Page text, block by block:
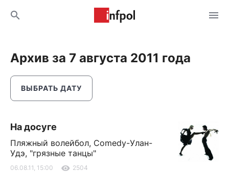
Архив за 7 августа 2011 года
ВЫБРАТЬ ДАТУ
На досуге
Пляжный волейбол, Comedy-Улан-
Удэ, "грязные танцы"
06.08.11, 15:00 2504